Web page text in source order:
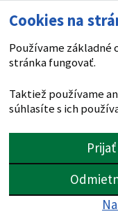
Cookies na
Používame základné
stránka fungovať.
Taktiež používame
súhlasíte s ich